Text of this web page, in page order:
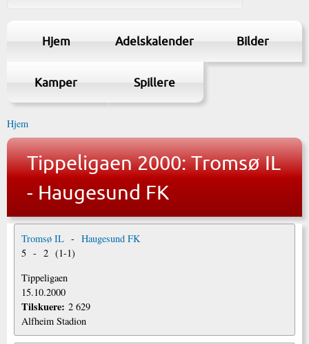
Hjem Adelskalender Bilder
Kamper Spillere
Hjem
Tippeligaen 2000: Tromsø IL
- Haugesund FK
Tromsø IL - Haugesund FK
5 - 2 (1-1)
Tippeligaen
15.10.2000
Tilskuere: 2 629
Alfheim Stadion